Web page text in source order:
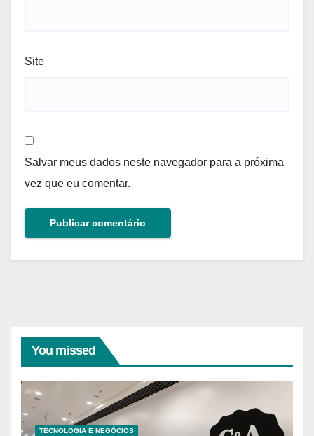
Site
Salvar meus dados neste navegador para a próxima
vez que eu comentar.
You missed
TECNOLOGIA E NEGÓCIOS